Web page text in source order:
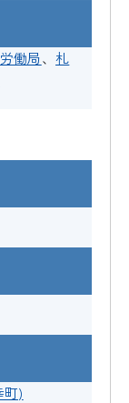
働局、札
町)